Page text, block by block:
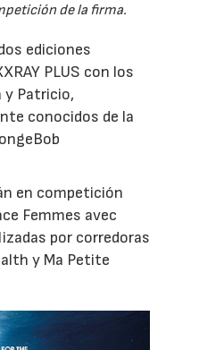
de la firma.
ediciones
PLUS con los
y Patricio,
conocidos de la
en competición
Femmes avec
por corredoras
y Ma Petite